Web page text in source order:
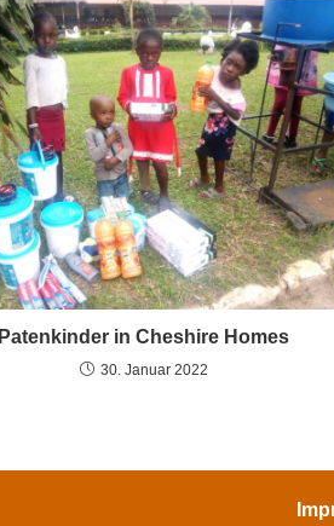
Patenkinder in Cheshire Homes
30. Januar 2022